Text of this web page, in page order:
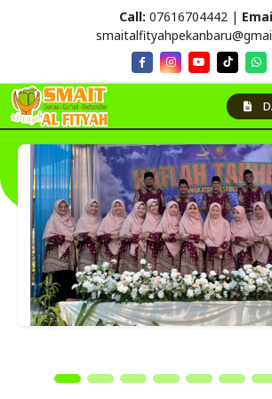
Call: 07616704442 |